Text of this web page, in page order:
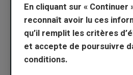
En cliquant sur « Continuer
reconnaît avoir lu ces
qu’il remplit les critères
et accepte de poursuivre
conditions.